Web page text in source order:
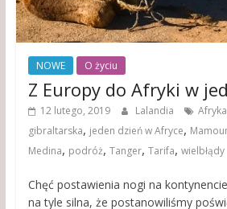
NOWE O życiu
Z Europy do Afryki w
12 lutego, 2019 Lalandia Afryka
gibraltarska, jeden dzień w Afryce,
Medina, podróż, Tanger, Tarifa, wielbłądy
Chęć postawienia nogi na
na tyle silna, że postanowiliśmy